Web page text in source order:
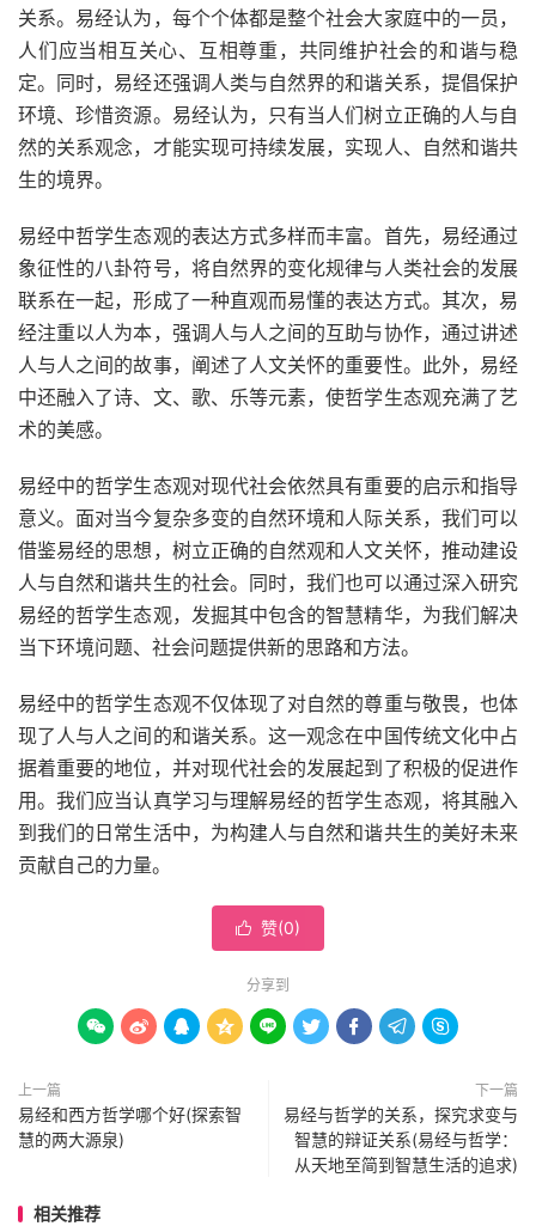
关系。易经认为，每个个体都是整个社会大家庭中的一员，
人们应当相互关心、互相尊重，共同维护社会的和谐与稳
定。同时，易经还强调人类与自然界的和谐关系，提倡保护
环境、珍惜资源。易经认为，只有当人们树立正确的人与自
然的关系观念，才能实现可持续发展，实现人、自然和谐共
生的境界。
易经中哲学生态观的表达方式多样而丰富。首先，易经通过
象征性的八卦符号，将自然界的变化规律与人类社会的发展
联系在一起，形成了一种直观而易懂的表达方式。其次，易
经注重以人为本，强调人与人之间的互助与协作，通过讲述
人与人之间的故事，阐述了人文关怀的重要性。此外，易经
中还融入了诗、文、歌、乐等元素，使哲学生态观充满了艺
术的美感。
易经中的哲学生态观对现代社会依然具有重要的启示和指导
意义。面对当今复杂多变的自然环境和人际关系，我们可以
借鉴易经的思想，树立正确的自然观和人文关怀，推动建设
人与自然和谐共生的社会。同时，我们也可以通过深入研究
易经的哲学生态观，发掘其中包含的智慧精华，为我们解决
当下环境问题、社会问题提供新的思路和方法。
易经中的哲学生态观不仅体现了对自然的尊重与敬畏，也体
现了人与人之间的和谐关系。这一观念在中国传统文化中占
据着重要的地位，并对现代社会的发展起到了积极的促进作
用。我们应当认真学习与理解易经的哲学生态观，将其融入
到我们的日常生活中，为构建人与自然和谐共生的美好未来
贡献自己的力量。
 赞(0)
分享到
        
上一篇
易经和西方哲学哪个好(探索智
慧的两大源泉)
下一篇
易经与哲学的关系，探究求变与
智慧的辩证关系(易经与哲学：
从天地至简到智慧生活的追求)
相关推荐